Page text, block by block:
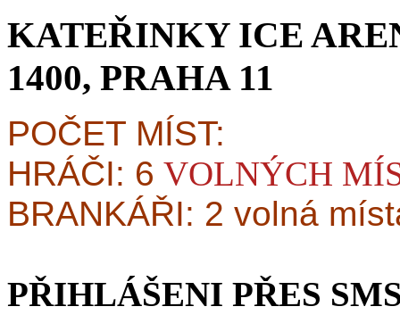
KATEŘINKY ICE
1400, PRAHA 11
POČET MÍST:
HRÁČI: 6 VOLNÝCH
BRANKÁŘI: 2 volná
PŘIHLÁŠENI PŘES